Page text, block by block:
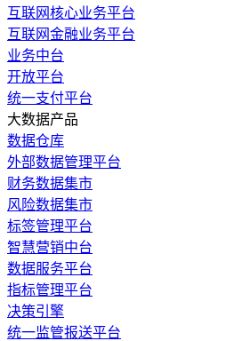
互联网核心业务平台
互联网金融业务平台
业务中台
开放平台
统一支付平台
大数据产品
数据仓库
外部数据管理平台
财务数据集市
风险数据集市
标签管理平台
智慧营销中台
数据服务平台
指标管理平台
决策引擎
统一监管报送平台